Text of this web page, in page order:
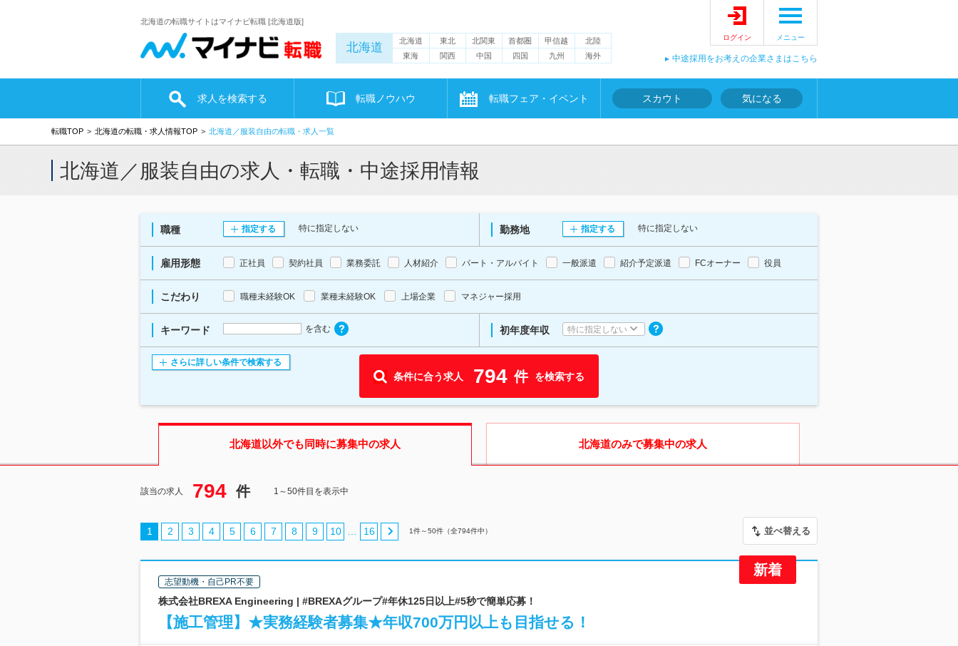
北海道の転職サイトはマイナビ転職 [北海道版]
北海道 北海道 東北 北関東 首都圏 甲信越
北陸
東海
関西 中国 四国 九州 海外
ログイン メニュー
中途採用をお考えの企業さまはこちら
求人を検索する 転職ノウハウ 転職フェア・イベント スカウト 気になる
転職TOP 北海道の転職・求人情報TOP 北海道／服装自由の転職・求人一覧
北海道／服装自由の求人・転職・中途採用情報
職種 指定する 特に指定しない 勤務地 指定する 特に指定しない
雇用形態 正社員 契約社員 業務委託 人材紹介 パート・アルバイト 一般派遣 紹介予定派遣 FCオーナー 役員
こだわり 職種未経験OK 業種未経験OK 上場企業 マネジャー採用
キーワード を含む 初年度年収 特に指定しない
さらに詳しい条件で検索する
条件に合う求人 794 件 を検索する
北海道以外でも同時に募集中の求人 北海道のみで募集中の求人
該当の求人 794 件 1～50件目を表示中
1 2 3 4 5 6 7 8 9 10 … 16 1件～50件（全794件中） 並べ替える
志望動機・自己PR不要
株式会社BREXA Engineering | #BREXAグループ#年休125日以上#5秒で簡単応募！
【施工管理】★実務経験者募集★年収700万円以上も目指せる！